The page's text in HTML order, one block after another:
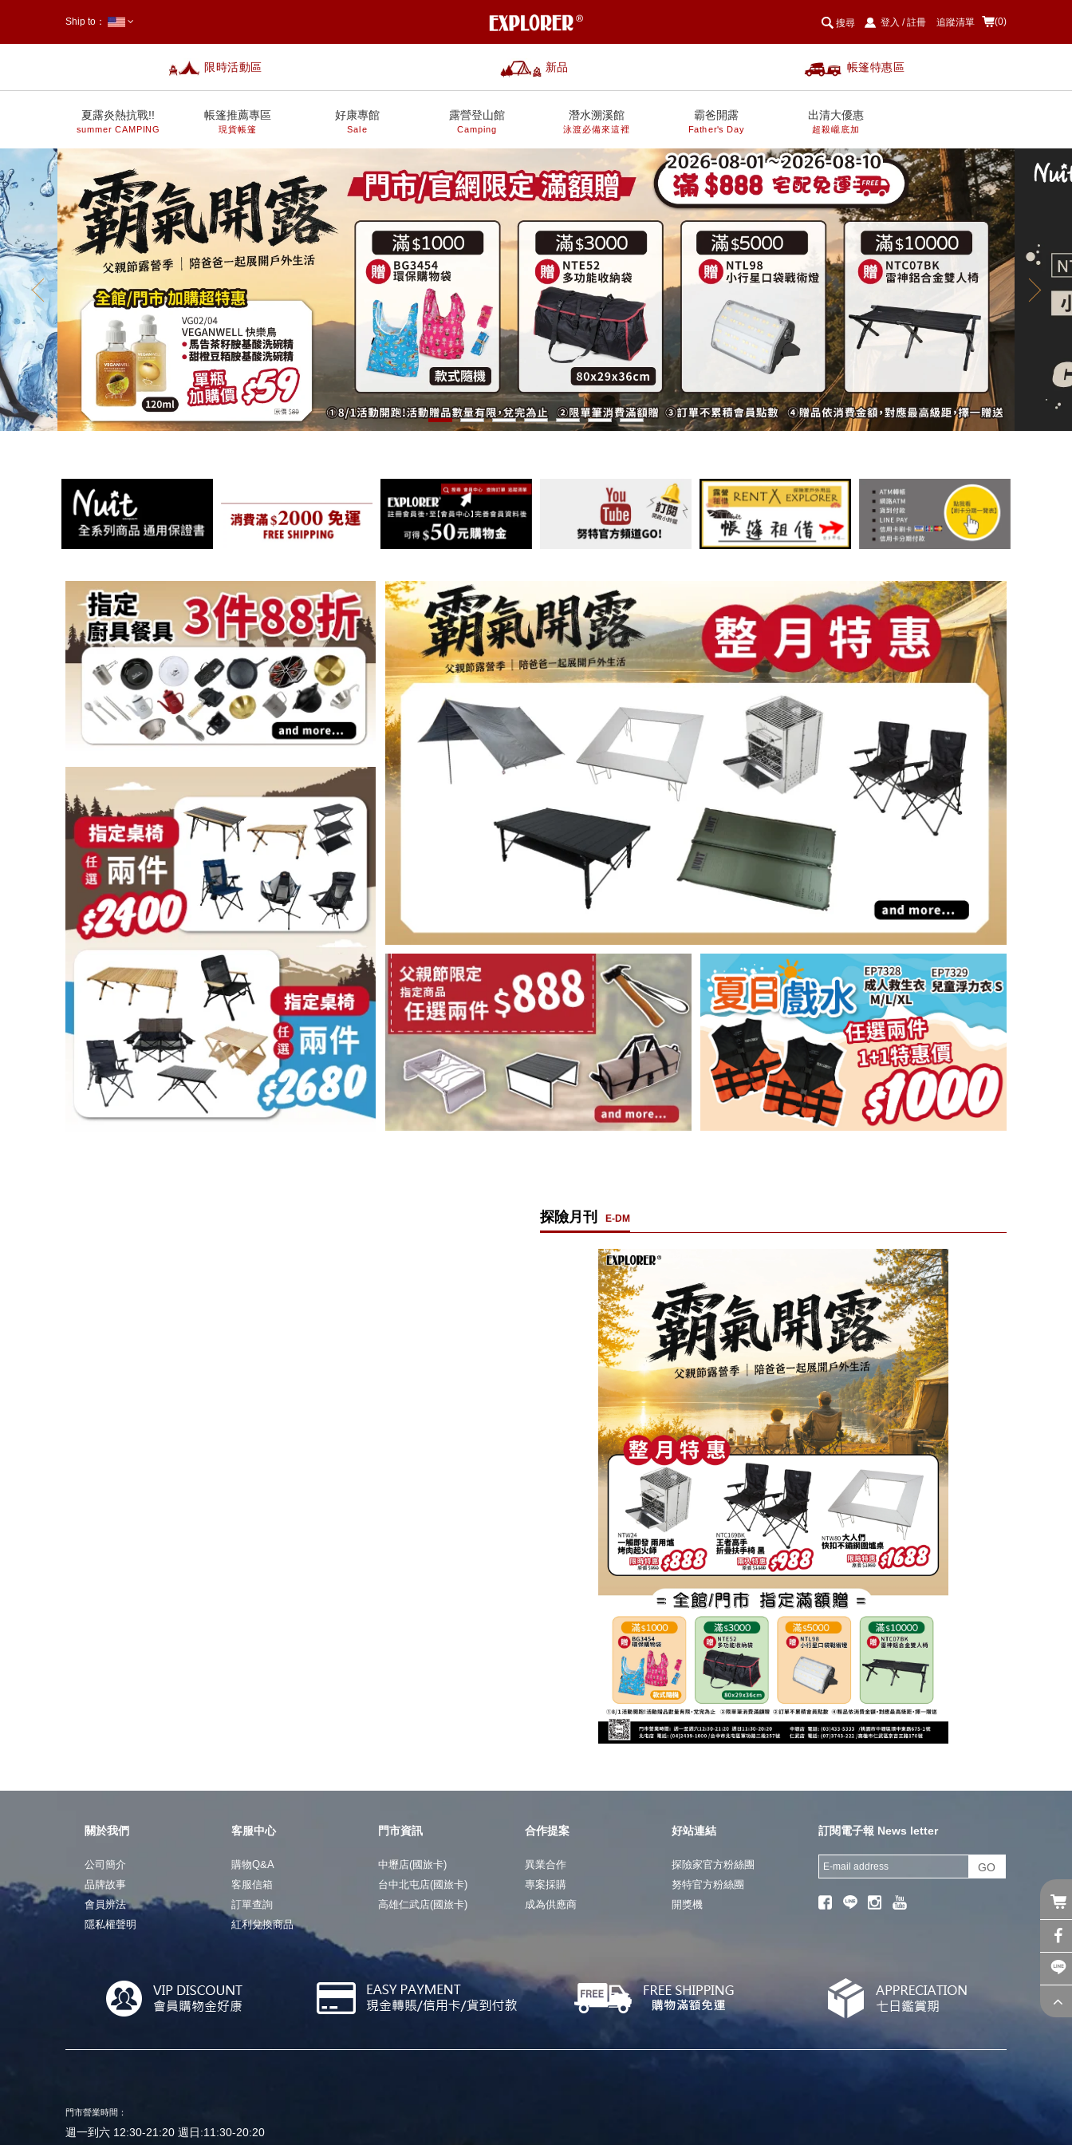
(0)
登入 / 註冊 追蹤清單
限時活動區 新品 帳篷特惠區
Ship to： 搜尋
夏露炎熱抗戰!!
summer CAMPING
帳篷推薦專區
現貨帳篷
好康專館
Sale
露營登山館
Camping
潛水溯溪館
泳渡必備來這裡
霸爸開露
Father's Day
出清大優惠
超殺巄底加
探險月刊 E-DM
關於我們
公司簡介
品牌故事
會員辨法
隱私權聲明
客服中心
購物Q&A
客服信箱
訂單查詢
紅利兌換商品
門市資訊
中壢店(國旅卡)
台中北屯店(國旅卡)
高雄仁武店(國旅卡)
合作提案
異業合作
專案採購
成為供應商
好站連結
探險家官方粉絲團
努特官方粉絲團
開獎機
訂閱電子報 News letter
GO
門市營業時間：
週一到六 12:30-21:20 週日:11:30-20:20